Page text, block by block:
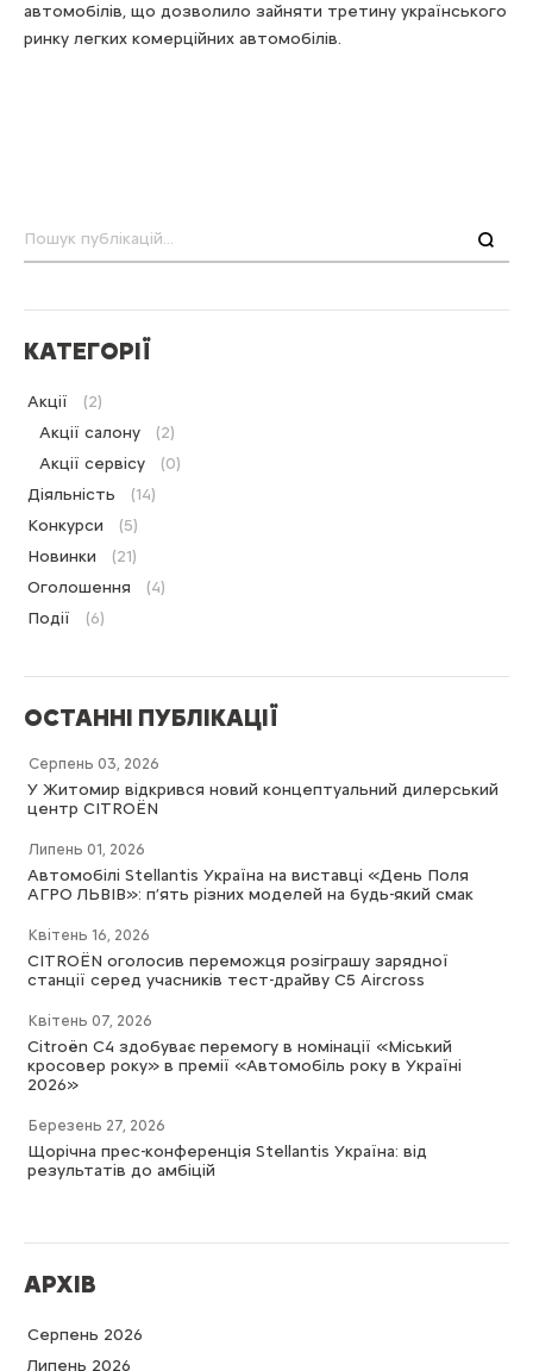
автомобілів, що дозволило зайняти третину українського
ринку легких комерційних автомобілів.
КАТЕГОРІЇ
Акції
(2)
Акції салону
(2)
Акції сервісу
(0)
Діяльність
(14)
Конкурси
(5)
Новинки
(21)
Оголошення
(4)
Події
(6)
ОСТАННІ ПУБЛІКАЦІЇ
Серпень 03, 2026
У Житомир відкрився новий концептуальний дилерський
центр CITROËN
Липень 01, 2026
Автомобілі Stellantis Україна на виставці «День Поля
АГРО ЛЬВІВ»: п’ять різних моделей на будь-який смак
Квітень 16, 2026
CITROËN оголосив переможця розіграшу зарядної
станції серед учасників тест-драйву C5 Aircross
Квітень 07, 2026
Citroën C4 здобуває перемогу в номінації «Міський
кросовер року» в премії «Автомобіль року в Україні
2026»
Березень 27, 2026
Щорічна прес-конференція Stellantis Україна: від
результатів до амбіцій
АРХІВ
Серпень 2026
Липень 2026